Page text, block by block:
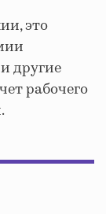
это
другие
рабочего